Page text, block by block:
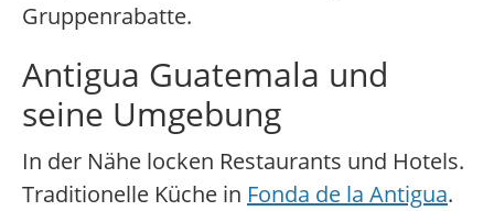
Gruppenrabatte.
Antigua Guatemala und
seine Umgebung
In der Nähe locken Restaurants und Hotels.
Traditionelle Küche in Fonda de la Antigua.